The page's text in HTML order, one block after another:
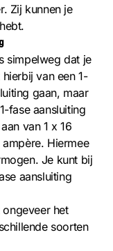
Zij kunnen je
simpelweg dat je
van een 1-
gaan, maar
fase aansluiting
van 1 x 16
Hiermee
Je kunt bij
aansluiting
het
soorten